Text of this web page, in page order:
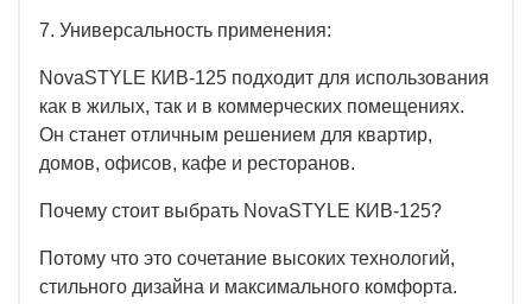
7. Универсальность применения:
NovaSTYLE КИВ-125 подходит для использования
как в жилых, так и в коммерческих помещениях.
Он станет отличным решением для квартир,
домов, офисов, кафе и ресторанов.
Почему стоит выбрать NovaSTYLE КИВ-125?
Потому что это сочетание высоких технологий,
стильного дизайна и максимального комфорта.